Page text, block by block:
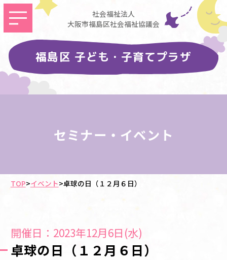
社会福祉法人
大阪市福島区社会福祉協議会
福島区 子ども・子育てプラザ
セミナー・イベント
TOP>イベント>卓球の日（１２月６日）
開催日：2023年12月6日(水)
卓球の日（１２月６日）